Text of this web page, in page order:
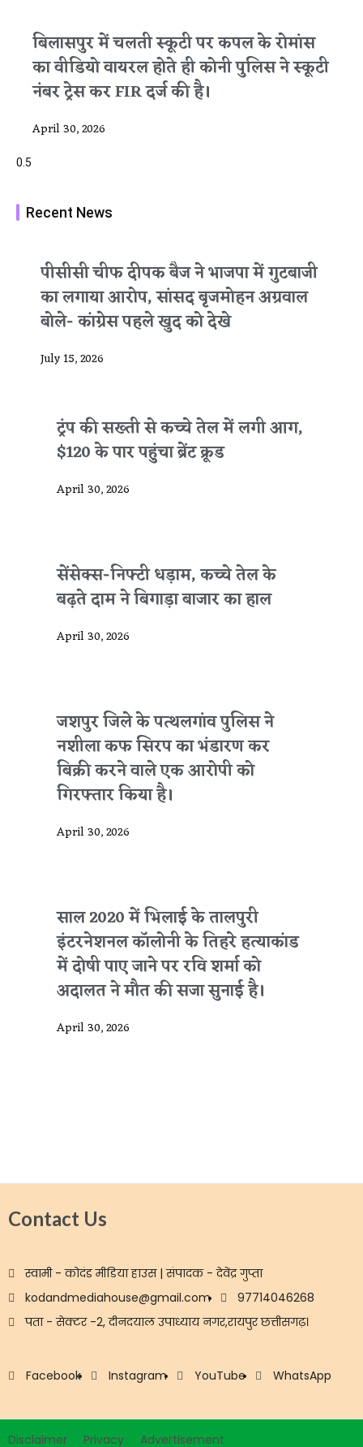
बिलासपुर में चलती स्कूटी पर कपल के रोमांस
का वीडियो वायरल होते ही कोनी पुलिस ने स्कूटी
नंबर ट्रेस कर FIR दर्ज की है।
April 30, 2026
Recent News
पीसीसी चीफ दीपक बैज ने भाजपा में गुटबाजी
का लगाया आरोप, सांसद बृजमोहन अग्रवाल
बोले- कांग्रेस पहले खुद को देखे
July 15, 2026
ट्रंप की सख्ती से कच्चे तेल में लगी आग,
$120 के पार पहुंचा ब्रेंट क्रूड
April 30, 2026
सेंसेक्स-निफ्टी धड़ाम, कच्चे तेल के
बढ़ते दाम ने बिगाड़ा बाजार का हाल
April 30, 2026
जशपुर जिले के पत्थलगांव पुलिस ने
नशीला कफ सिरप का भंडारण कर
बिक्री करने वाले एक आरोपी को
गिरफ्तार किया है।
April 30, 2026
साल 2020 में भिलाई के तालपुरी
इंटरनेशनल कॉलोनी के तिहरे हत्याकांड
में दोषी पाए जाने पर रवि शर्मा को
अदालत ने मौत की सजा सुनाई है।
April 30, 2026
Contact Us
स्वामी - कोदंड मीडिया हाउस | संपादक - देवेंद्र गुप्ता
kodandmediahouse@gmail.com
97714046268
पता - सेक्टर -2, दीनदयाल उपाध्याय नगर,रायपुर छत्तीसगढ़।
Facebook Instagram YouTube WhatsApp
Disclaimer Privacy Advertisement